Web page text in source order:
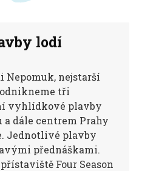
lodí
Nepomuk, nejstarší
tři
vyhlídkové plavby
dále centrem Prahy
Jednotlivé plavby
přednáškami.
Four Season